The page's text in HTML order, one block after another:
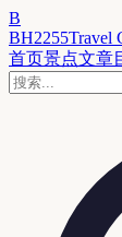
B
BH2255Travel
首页景点文章